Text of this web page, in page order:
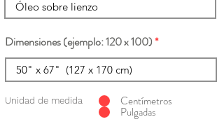
Dimensiones (ejemplo: 120 x 100)
Unidad de medida Centímetros
Pulgadas